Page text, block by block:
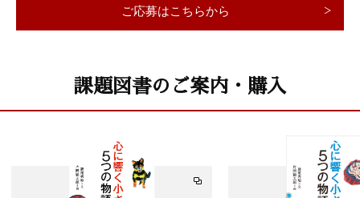
ご応募はこちらから
課題図書のご案内・購入